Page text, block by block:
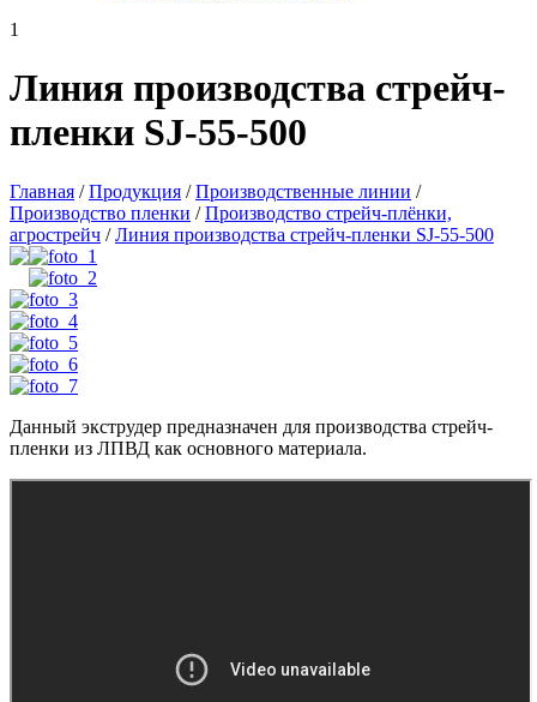
1
Линия производства стрейч-
пленки SJ-55-500
Главная /Продукция /Производственные линии /
Производство пленки /Производство стрейч-плёнки,
агрострейч /Линия производства стрейч-пленки SJ-55-500
Данный экструдер предназначен для производства стрейч-
пленки из ЛПВД как основного материала.